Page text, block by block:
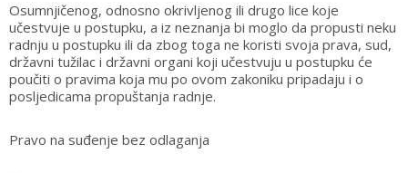
Osumnjičenog, odnosno okrivljenog ili drugo lice koje
učestvuje u postupku, a iz neznanja bi moglo da propusti neku
radnju u postupku ili da zbog toga ne koristi svoja prava, sud,
državni tužilac i državni organi koji učestvuju u postupku će
poučiti o pravima koja mu po ovom zakoniku pripadaju i o
posljedicama propuštanja radnje.
Pravo na suđenje bez odlaganja